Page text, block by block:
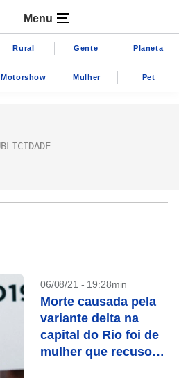
Menu
Rural Gente Planeta
Motorshow Mulher Pet
06/08/21 - 19:28min
Morte causada pela
variante delta na
capital do Rio foi de
mulher que recusou